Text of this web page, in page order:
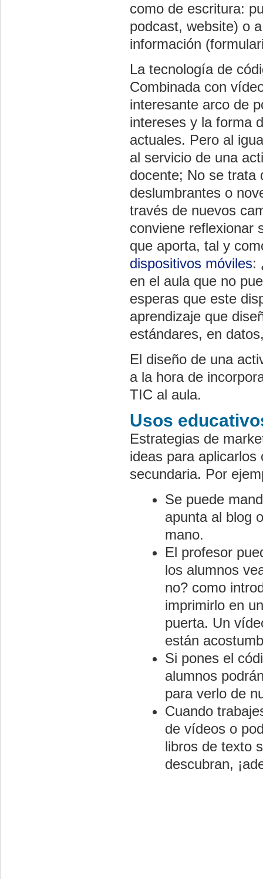
como de escritura:
podcast, website) o
información
La tecnología de
Combinada con
interesante arco de
intereses y la forma
actuales. Pero al
al servicio de una
docente; No se trata
deslumbrantes o
través de nuevos
conviene reflexionar
que aporta, tal y
dispositivos móviles:
en el aula que no
esperas que este
aprendizaje que
estándares, en
El diseño de una
a la hora de
TIC al aula.
Usos
Estrategias de
ideas para
secundaria. Por
Se puede
apunta al blog
mano.
El profesor
los alumnos
no? como
imprimirlo en
puerta. Un
están
Si pones el
alumnos
para verlo de
Cuando
de vídeos o
libros de texto
descubran,